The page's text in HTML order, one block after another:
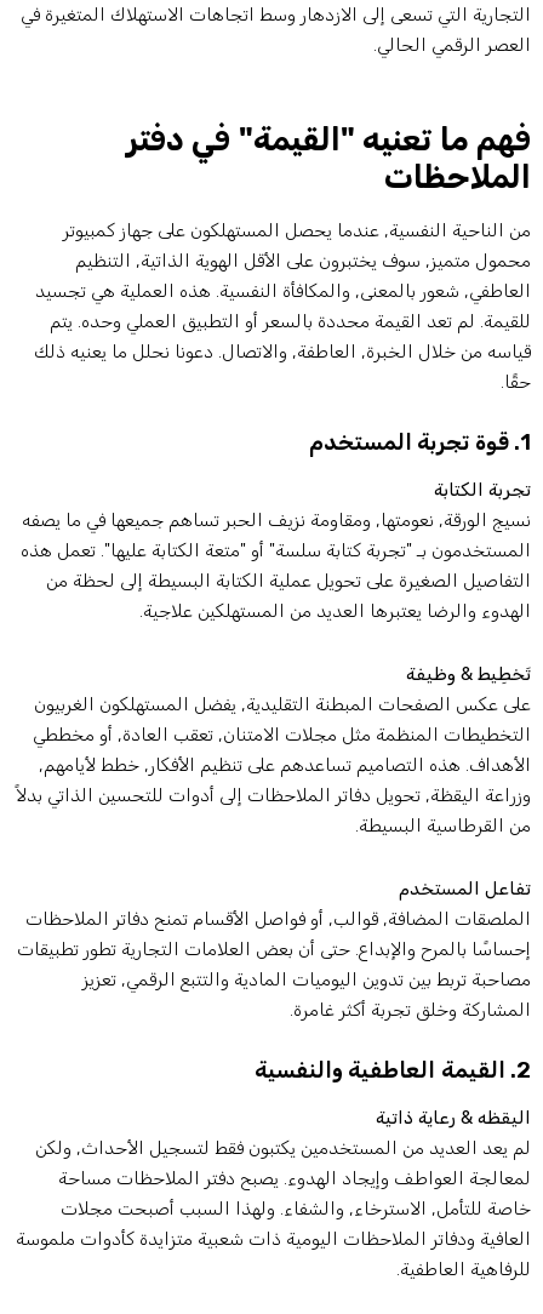
التي تسعى إلى الازدهار وسط اتجاهات الاستهلاك المتغيرة في
الرقمي الحالي.
ما تعنيه "القيمة" في دفتر
الناحية النفسية, عندما يحصل المستهلكون على جهاز كمبيوتر
متميز, سوف يختبرون على الأقل الهوية الذاتية, التنظيم
شعور بالمعنى, والمكافأة النفسية. هذه العملية هي تجسيد
لم تعد القيمة محددة بالسعر أو التطبيق العملي وحده. يتم
من خلال الخبرة, العاطفة, والاتصال. دعونا نحلل ما يعنيه ذلك
الكتابة
الورقة, نعومتها, ومقاومة نزيف الحبر تساهم جميعها في ما يصفه
بـ "تجربة كتابة سلسة" أو "متعة الكتابة عليها". تعمل هذه
الصغيرة على تحويل عملية الكتابة البسيطة إلى لحظة من
والرضا يعتبرها العديد من المستهلكين علاجية.
& وظيفة
عكس الصفحات المبطنة التقليدية, يفضل المستهلكون الغربيون
المنظمة مثل مجلات الامتنان, تعقب العادة, أو مخططي
هذه التصاميم تساعدهم على تنظيم الأفكار, خطط لأيامهم,
اليقظة, تحويل دفاتر الملاحظات إلى أدوات للتحسين الذاتي بدلاً
القرطاسية البسيطة.
المستخدم
المضافة, قوالب, أو فواصل الأقسام تمنح دفاتر الملاحظات
بالمرح والإبداع. حتى أن بعض العلامات التجارية تطور تطبيقات
تربط بين تدوين اليوميات المادية والتتبع الرقمي, تعزيز
وخلق تجربة أكثر غامرة.
& رعاية ذاتية
يعد العديد من المستخدمين يكتبون فقط لتسجيل الأحداث, ولكن
العواطف وإيجاد الهدوء. يصبح دفتر الملاحظات مساحة
للتأمل, الاسترخاء, والشفاء. ولهذا السبب أصبحت مجلات
ودفاتر الملاحظات اليومية ذات شعبية متزايدة كأدوات ملموسة
العاطفية.